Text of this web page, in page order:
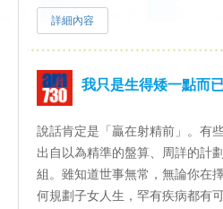
詳細內容
我只是生得矮一點而
說話肯定是「贏在射精前」。有
出自以為精準的盤算、周詳的計
組。雖知道世事無常，無論你在
何規劃子女人生，罕有疾病都有